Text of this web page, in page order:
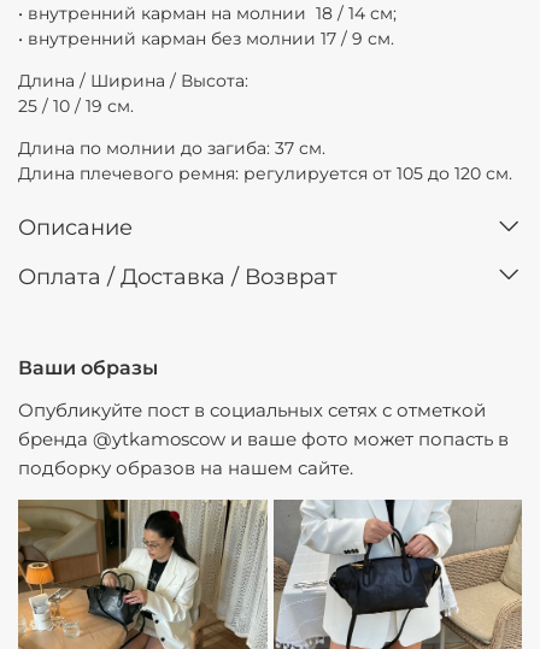
• внутренний карман на молнии 18 / 14 см;
• внутренний карман без молнии 17 / 9 см.
Длина / Ширина / Высота:
25 / 10 / 19 см.
Длина по молнии до загиба: 37 см.
Длина плечевого ремня: регулируется от 105 до 120 см.
Описание
Оплата / Доставка / Возврат
Ваши образы
Опубликуйте пост в социальных сетях с отметкой
бренда @ytkamoscow и ваше фото может попасть в
подборку образов на нашем сайте.